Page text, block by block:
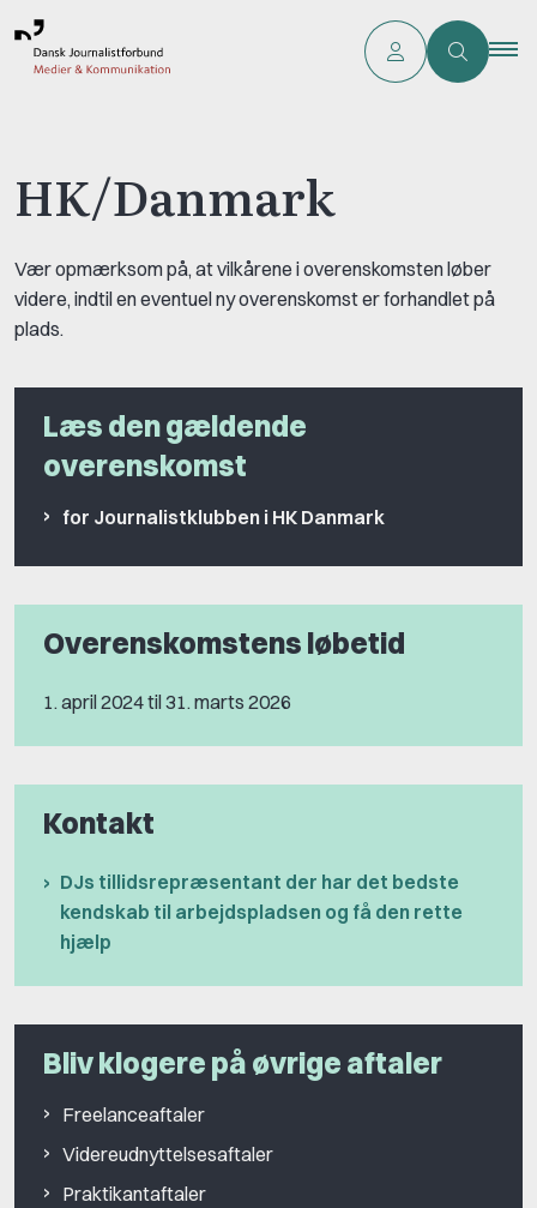
HK/Danmark
Vær opmærksom på, at vilkårene i overenskomsten løber
videre, indtil en eventuel ny overenskomst er forhandlet på
plads.
Læs den gældende
overenskomst
for Journalistklubben i HK Danmark
Overenskomstens løbetid
1. april 2024 til 31. marts 2026
Kontakt
DJs tillidsrepræsentant der har det bedste
kendskab til arbejdspladsen og få den rette
hjælp
Bliv klogere på øvrige aftaler
Freelanceaftaler
Videreudnyttelsesaftaler
Praktikantaftaler